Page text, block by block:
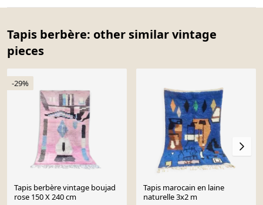
Tapis berbère: other similar vintage
pieces
-29%
Tapis berbère vintage boujad
rose 150 X 240 cm
Tapis marocain en laine
naturelle 3x2 m